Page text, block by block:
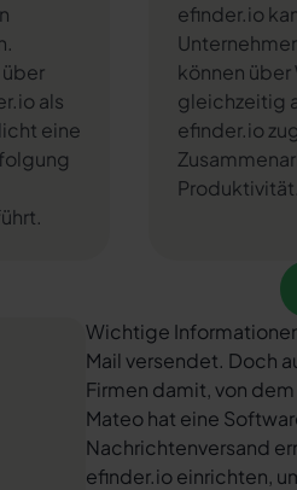
als
eine
efinder.io
können
gleichzeitig
efinder.io
Produktivität.
Wichtige
Mail versendet. Doch
Firmen damit, von
Mateo hat eine
Nachrichtenversand
efinder.io einrichten,